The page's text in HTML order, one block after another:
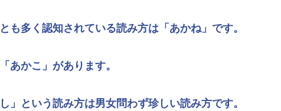
も多く認知されている読み方は 「あかね」 です。
「あかこ」 があります。
」 という読み方は男女問わず珍しい読み方です。